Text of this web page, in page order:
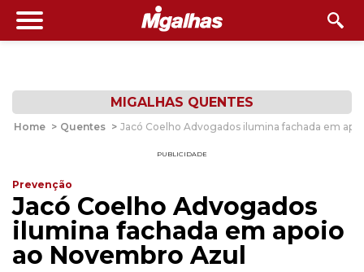
MIGALHAS QUENTES
Home > Quentes > Jacó Coelho Advogados ilumina fachada em
PUBLICIDADE
Prevenção
Jacó Coelho Advogados
ilumina fachada em apoio
ao Novembro Azul